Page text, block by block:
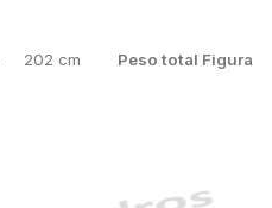
202 cm
Peso total Figura